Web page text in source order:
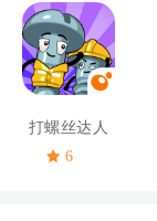
打螺丝达人
6